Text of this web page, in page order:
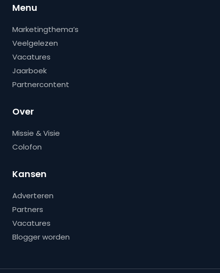
Menu
Marketingthema’s
Veelgelezen
Vacatures
Jaarboek
Partnercontent
Over
Missie & Visie
Colofon
Kansen
Adverteren
Partners
Vacatures
Blogger worden